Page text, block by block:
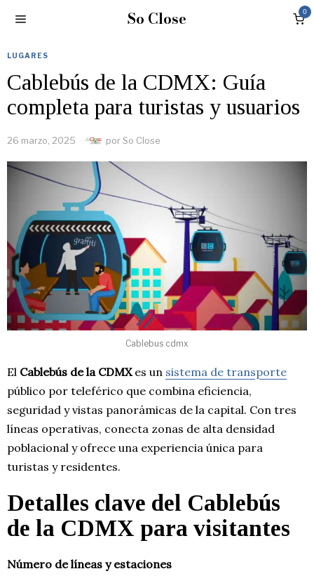
So Close 0
LUGARES
Cablebús de la CDMX: Guía
completa para turistas y usuarios
26 marzo, 2025 porSo Close
Cablebus cdmx
El Cablebús de la CDMXes un sistema de transporte
público por teleférico que combina eficiencia,
seguridad y vistas panorámicas de la capital. Con tres
líneas operativas, conecta zonas de alta densidad
poblacional y ofrece una experiencia única para
turistas y residentes.
Detalles clave del Cablebús
de la CDMX para visitantes
Número de líneas y estaciones